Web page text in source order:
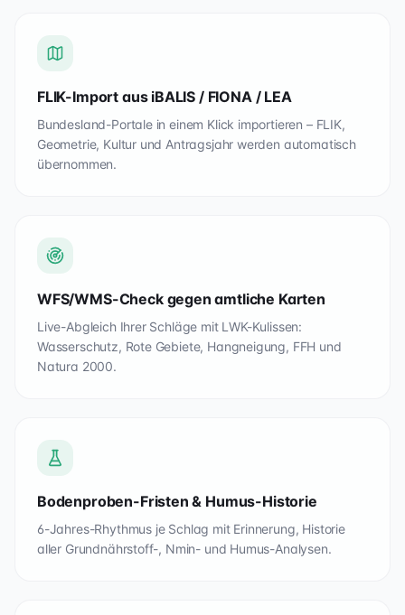
FLIK-Import aus iBALIS / FIONA / LEA
Bundesland-Portale in einem Klick importieren – FLIK,
Geometrie, Kultur und Antragsjahr werden automatisch
übernommen.
WFS/WMS-Check gegen amtliche Karten
Live-Abgleich Ihrer Schläge mit LWK-Kulissen:
Wasserschutz, Rote Gebiete, Hangneigung, FFH und
Natura 2000.
Bodenproben-Fristen & Humus-Historie
6-Jahres-Rhythmus je Schlag mit Erinnerung, Historie
aller Grundnährstoff-, Nmin- und Humus-Analysen.